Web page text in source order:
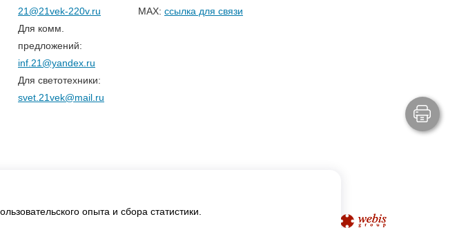
21@21vek-220v.ru
Для комм.
предложений:
inf.21@yandex.ru
Для светотехники:
svet.21vek@mail.ru
MAX: ссылка для связи
опыта и сбора статистики.